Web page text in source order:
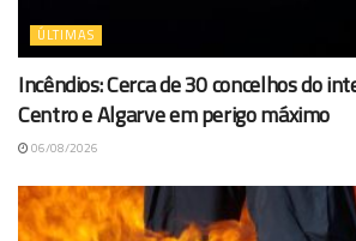
ÚLTIMAS
Incêndios: Cerca de 30 concelhos do
Centro e Algarve em perigo máximo
06/08/2026